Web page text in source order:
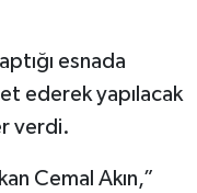
esnada
ederek yapılacak
verdi.
Cemal Akın,”